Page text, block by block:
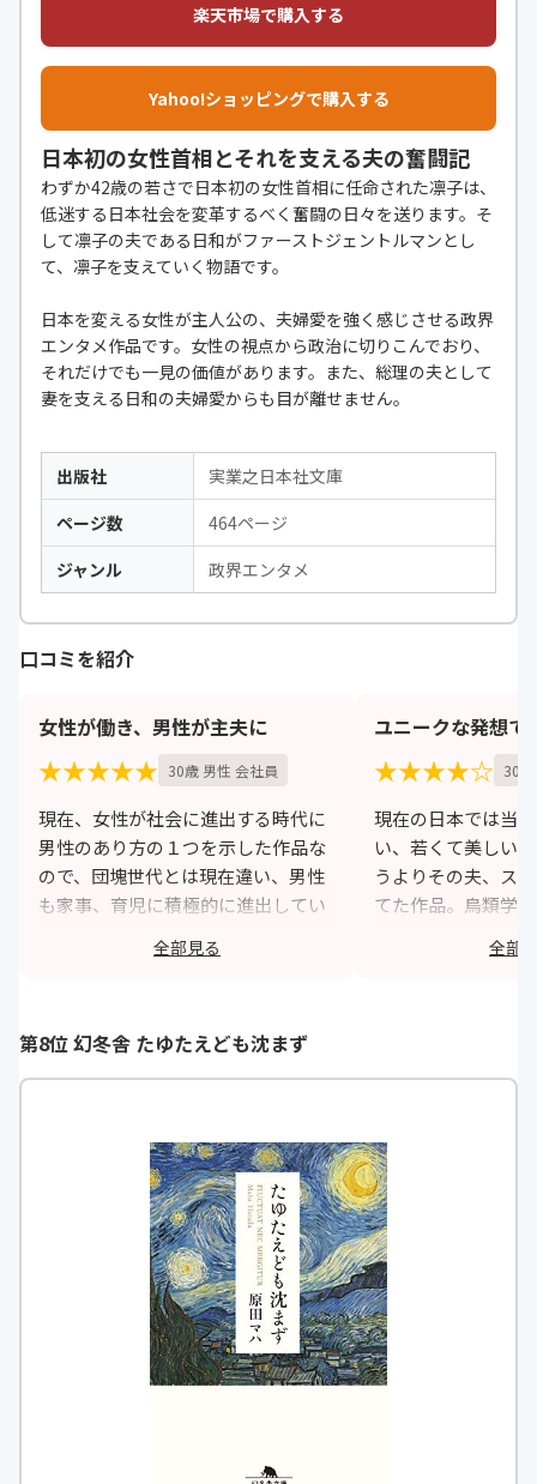
楽天市場で購入する
Yahoo!ショッピングで購入する
日本初の女性首相とそれを支える夫の奮闘記
わずか42歳の若さで日本初の女性首相に任命された凛子は、
低迷する日本社会を変革するべく奮闘の日々を送ります。そ
して凛子の夫である日和がファーストジェントルマンとし
て、凛子を支えていく物語です。
日本を変える女性が主人公の、夫婦愛を強く感じさせる政界
エンタメ作品です。女性の視点から政治に切りこんでおり、
それだけでも一見の価値があります。また、総理の夫として
妻を支える日和の夫婦愛からも目が離せません。
出版社
実業之日本社文庫
ページ数
464ページ
ジャンル
政界エンタメ
口コミを紹介
女性が働き、男性が主夫に
★★★★★ 30歳 男性 会社員
現在、女性が社会に進出する時代に
男性のあり方の１つを示した作品な
ので、団塊世代とは現在違い、男性
も家事、育児に積極的に進出してい
す。男性を女性が支えるだけでな
いと思います。
全部見る
ユニークな発想で
★★★★☆ 30
現在の日本では当
い、若くて美しい
うよりその夫、ス
てた作品。鳥類学
てさまざまなトラ
全部
第8位 幻冬舎 たゆたえども沈まず